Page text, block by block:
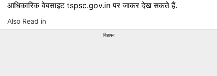
आधिकारिक वेबसाइट tspsc.gov.in पर जाकर देख सकते हैं.
Also Read in
विज्ञापन